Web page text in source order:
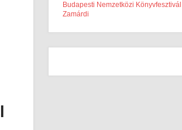
Budapesti Nemzetközi Könyvfesztivál
Zamárdi